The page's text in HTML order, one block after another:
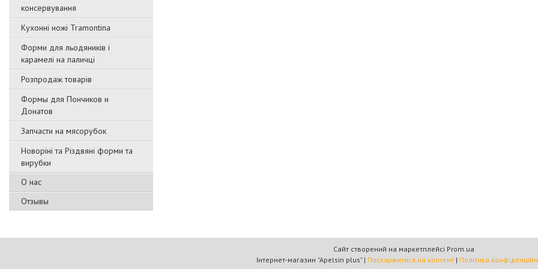
консервування
Кухонні ножі Tramontina
Форми для льодяників і
карамелі на паличці
Розпродаж товарів
Формы для Пончиков и
Донатов
Запчасти на мясорубок
Новоріні та Різдвяні форми та
вирубки
О нас
Отзывы
Сайт створений на маркетплейсі Prom.ua
Інтернет-магазин "Apelsin plus" | Поскаржитися на контент | Політика